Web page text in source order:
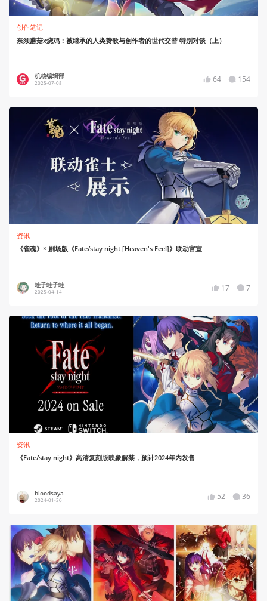
创作笔记
奈须蘑菇x烧鸡：被继承的人类赞歌与创作者的世代交替 特别对谈（上）
机核编辑部
2025-07-08 64 154
资讯
《雀魂》× 剧场版《Fate/stay night [Heaven's Feel]》联动官宣
蛙子蛙子蛙
2025-04-14 17 7
资讯
《Fate/stay night》高清复刻版映象解禁，预计2024年内发售
bloodsaya
2024-01-30 52 36